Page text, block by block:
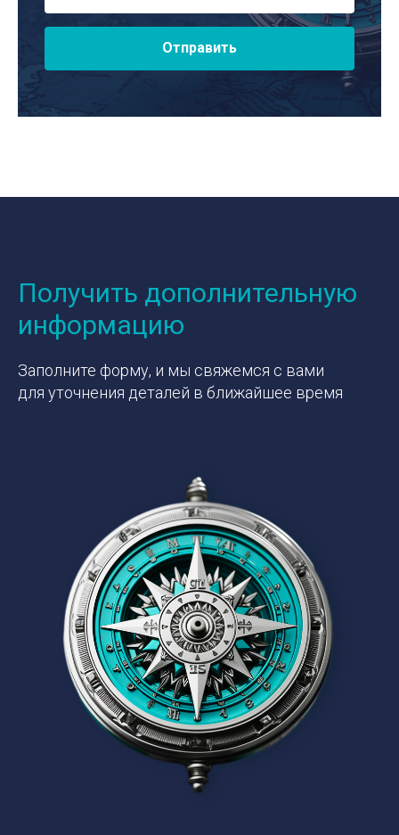
Отправить
Получить дополнительную
информацию
Заполните форму, и мы свяжемся с вами
для уточнения деталей в ближайшее время